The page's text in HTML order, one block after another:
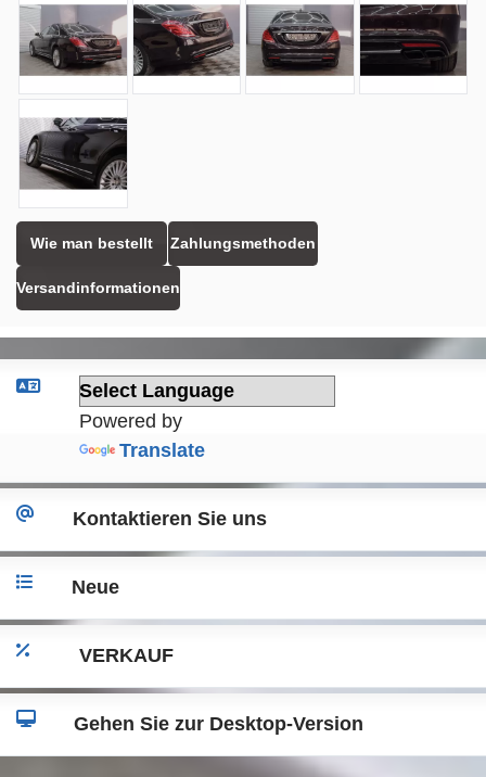
Wie man bestellt Zahlungsmethoden
Versandinformationen
Powered by
Translate
Kontaktieren Sie uns
Neue
VERKAUF
Gehen Sie zur Desktop-Version